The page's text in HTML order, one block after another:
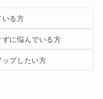
いる方
に悩んでいる方
プしたい方